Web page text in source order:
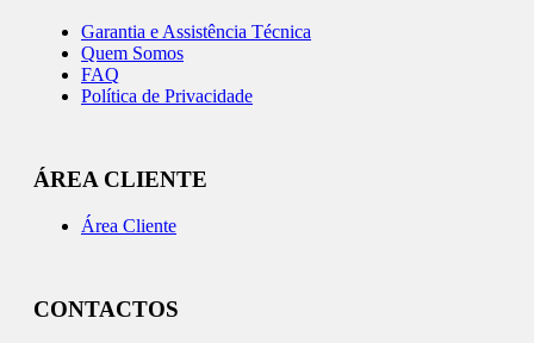
Garantia e Assistência Técnica
Quem Somos
FAQ
Política de Privacidade
ÁREA CLIENTE
Área Cliente
CONTACTOS